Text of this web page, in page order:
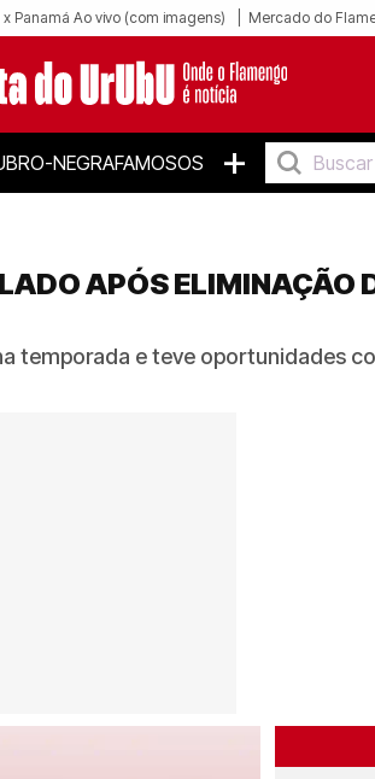
x Panamá Ao vivo (com imagens) Mercado do
NEGRAFAMOSOS +
APÓS ELIMINAÇÃO
temporada e teve oportunidades